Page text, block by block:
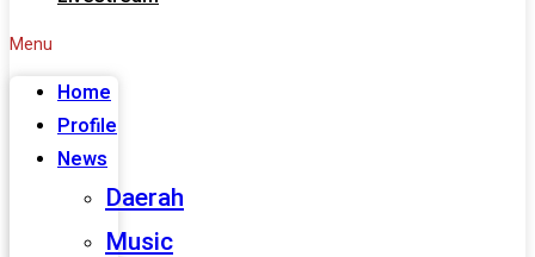
Menu
Home
Profile
News
Daerah
Music